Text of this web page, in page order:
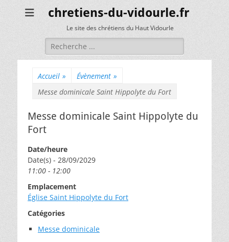
chretiens-du-vidourle.fr
Le site des chrétiens du Haut Vidourle
Rechercher :
Accueil » Évènement »
Messe dominicale Saint Hippolyte du Fort
Messe dominicale Saint Hippolyte du
Fort
Date/heure
Date(s) - 28/09/2029
11:00 - 12:00
Emplacement
Église Saint Hippolyte du Fort
Catégories
Messe dominicale